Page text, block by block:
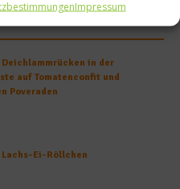
Impressum
Deichlammrücken in der
auf Tomatenconfit und
Poveraden
Lachs-Ei-Röllchen